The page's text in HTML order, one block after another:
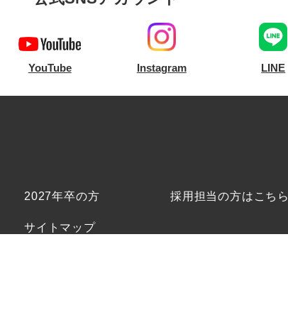
YouTube Instagram LINE
2027年卒の方 採用担当の方はこちら
サイトマップ